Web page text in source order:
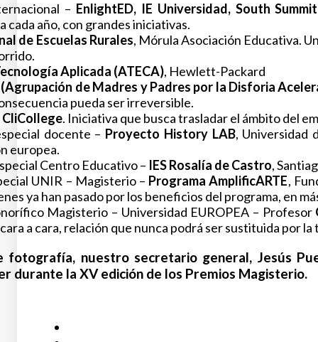
– EnlightED, IE Universidad, South
cada año, con grandes iniciativas.
de Escuelas Rurales, Mórula Asociación Educativa.
Aplicada (ATECA), Hewlett-Packard
de Madres y Padres por la Disforia
pueda ser irreversible.
CliCollege. Iniciativa que busca trasladar el ámbito del
docente – Proyecto History LAB, Universidad
europea.
Centro Educativo – IES Rosalía de Castro,
UNIR – Magisterio – Programa AmplificARTE,
ya han pasado por los beneficios del programa, en
Magisterio – Universidad EUROPEA – Profesor
a cara, relación que nunca podrá ser sustituida por la
fotografía, nuestro secretario general, Jesús
durante la XV edición de los Premios Magisterio.